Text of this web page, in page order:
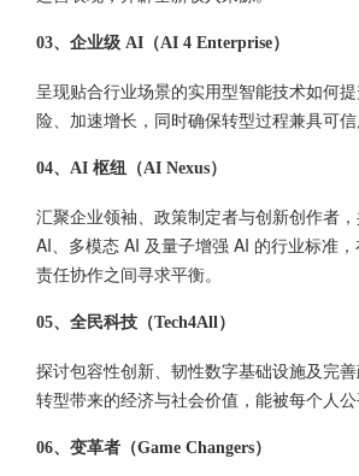
03、企业级 AI（AI 4 Enterprise）
呈现贴合行业场景的实用型智能技术如何
险、加速增长，同时确保转型过程兼具可信
04、AI 枢纽（AI Nexus）
汇聚企业领袖、政策制定者与创新创作者
AI、多模态 AI 及量子增强 AI 的行业标准
责任协作之间寻求平衡。
05、全民科技（Tech4All）
探讨包容性创新、韧性数字基础设施及完
转型带来的经济与社会价值，能被每个人公
06、变革者（Game Changers）